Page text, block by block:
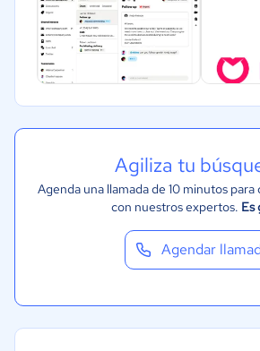
Agiliza tu
Agenda una llamada de 10 minutos
con nuestros expertos. Es
Agendar